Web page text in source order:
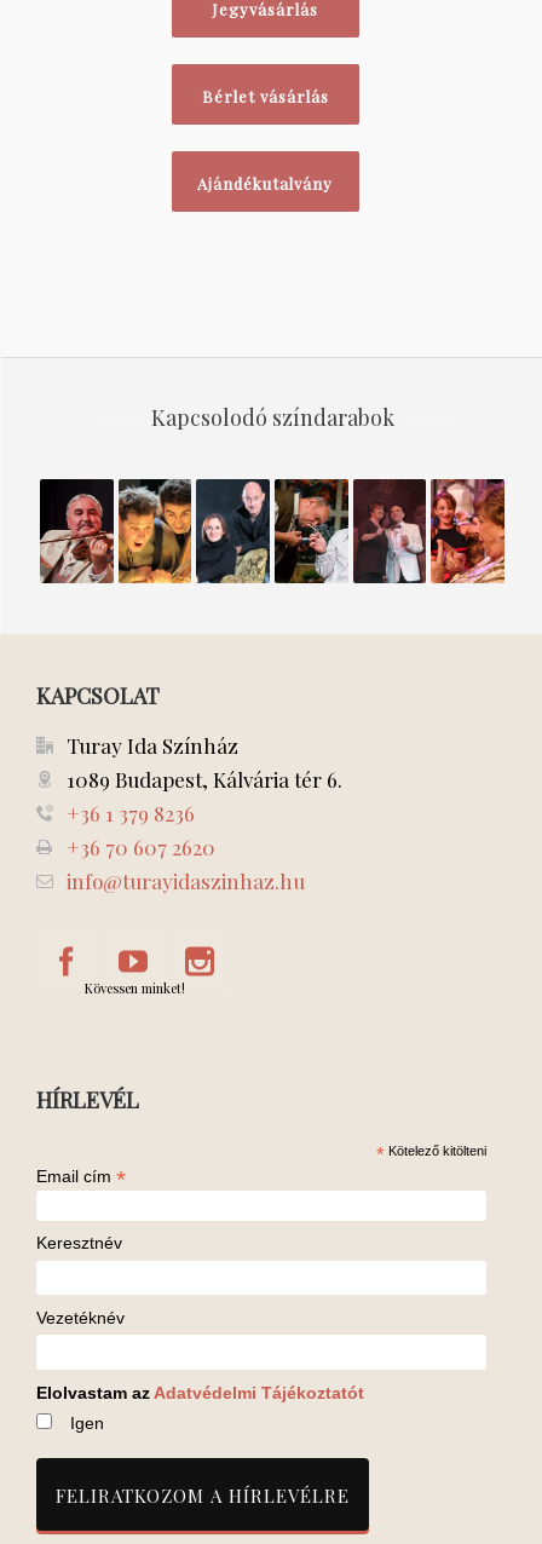
Jegyvásárlás
Bérlet vásárlás
Ajándékutalvány
Kapcsolodó színdarabok
CIGÁNYPRÍMÁS
TOM
SAWYER
KALANDJAI
A
KARNEVÁL
VÉGE
Elveszett
Paradicsom
„Minket
nem
lehet
KAPCSOLAT
Turay Ida Színház
1089 Budapest, Kálvária tér 6.
+36 1 379 8236
+36 70 607 2620
info@turayidaszinhaz.hu
Kövessen minket!
HÍRLEVÉL
* Kötelező kitölteni
Email cím *
Keresztnév
Vezetéknév
Elolvastam azAdatvédelmi Tájékoztatót
Igen